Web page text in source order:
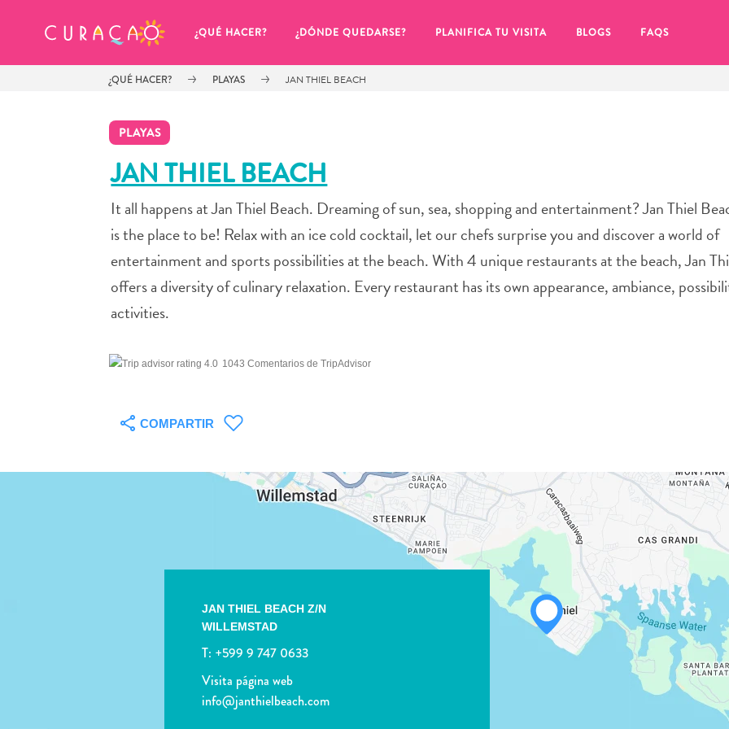
¿QUÉ HACER? ¿DÓNDE QUEDARSE? PLANIFICA TU VISITA BLOGS FAQS
¿QUÉ HACER? PLAYAS JAN THIEL BEACH
PLAYAS
JAN THIEL BEACH
It all happens at Jan Thiel Beach. Dreaming of sun, sea, shopping and entertainment? Jan Thiel
is the place to be! Relax with an ice cold cocktail, let our chefs surprise you and discover a world of
entertainment and sports possibilities at the beach. With 4 unique restaurants at the beach, Jan
offers a diversity of culinary relaxation. Every restaurant has its own appearance, ambiance,
activities.
1043 Comentarios de TripAdvisor
COMPARTIR
JAN THIEL BEACH Z/N
WILLEMSTAD
T: +599 9 747 0633
Visita página web
info@janthielbeach.com
MIS FAVORITOS
Parece que no has guardado
ningún lugar favorito aún.